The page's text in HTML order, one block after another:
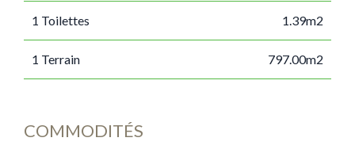
1 Toilettes 1.39m2
1 Terrain 797.00m2
COMMODITÉS